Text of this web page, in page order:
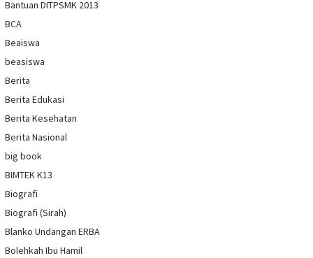
Bantuan DITPSMK 2013
BCA
Beaiswa
beasiswa
Berita
Berita Edukasi
Berita Kesehatan
Berita Nasional
big book
BIMTEK K13
Biografi
Biografi (Sirah)
Blanko Undangan ERBA
Bolehkah Ibu Hamil